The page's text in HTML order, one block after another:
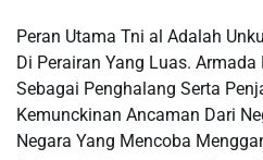
Peran Utama Tni al Adalah
Di Perairan Yang Luas.
Sebagai Penghalang Serta
Kemunckinan Ancaman Dari
Negara Yang Mencoba